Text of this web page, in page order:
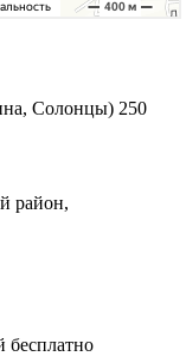
Солонцы) 250
район,
бесплатно